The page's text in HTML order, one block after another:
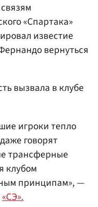
«Спартака»
известие
вернуться
вызвала в клубе
игроки тепло
говорят
трансферные
клубом
принципам», —
«СЭ».